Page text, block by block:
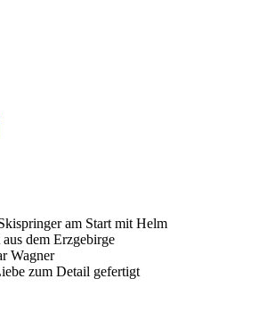
am Start mit Helm
dem Erzgebirge
Wagner
zum Detail gefertigt